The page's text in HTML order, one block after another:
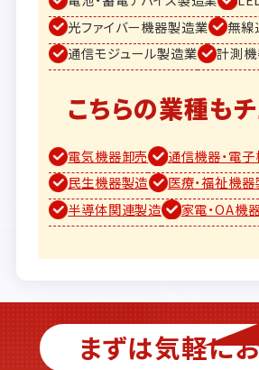
光ファイバー機器製造業
無線
通信モジュール製造業
計測
こちらの業種もチ
電気機器卸売
通信機器・電
民生機器製造
医療・福祉機
半導体関連製造
家電・OA機
まずは気軽に